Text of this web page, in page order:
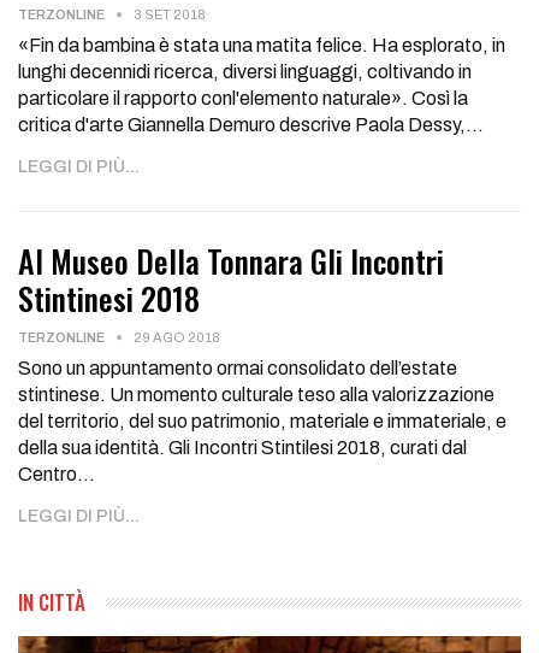
TERZONLINE 3 SET 2018
«Fin da bambina è stata una matita felice. Ha esplorato, in
lunghi decennidi ricerca, diversi linguaggi, coltivando in
particolare il rapporto conl'elemento naturale». Così la
critica d'arte Giannella Demuro descrive Paola Dessy, …
LEGGI DI PIÙ...
Al Museo Della Tonnara Gli Incontri
Stintinesi 2018
TERZONLINE 29 AGO 2018
Sono un appuntamento ormai consolidato dell’estate
stintinese. Un momento culturale teso alla valorizzazione
del territorio, del suo patrimonio, materiale e immateriale, e
della sua identità. Gli Incontri Stintilesi 2018, curati dal
Centro…
LEGGI DI PIÙ...
IN CITTÀ